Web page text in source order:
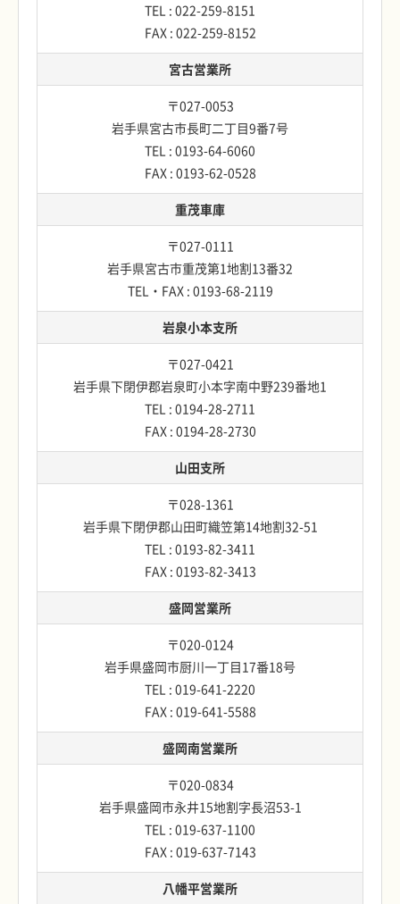
TEL : 022-259-8151
FAX : 022-259-8152
宮古営業所
〒027-0053
岩手県宮古市長町二丁目9番7号
TEL : 0193-64-6060
FAX : 0193-62-0528
重茂車庫
〒027-0111
岩手県宮古市重茂第1地割13番32
TEL・FAX : 0193-68-2119
岩泉小本支所
〒027-0421
岩手県下閉伊郡岩泉町小本字南中野239番地1
TEL : 0194-28-2711
FAX : 0194-28-2730
山田支所
〒028-1361
岩手県下閉伊郡山田町織笠第14地割32-51
TEL : 0193-82-3411
FAX : 0193-82-3413
盛岡営業所
〒020-0124
岩手県盛岡市厨川一丁目17番18号
TEL : 019-641-2220
FAX : 019-641-5588
盛岡南営業所
〒020-0834
岩手県盛岡市永井15地割字長沼53-1
TEL : 019-637-1100
FAX : 019-637-7143
八幡平営業所